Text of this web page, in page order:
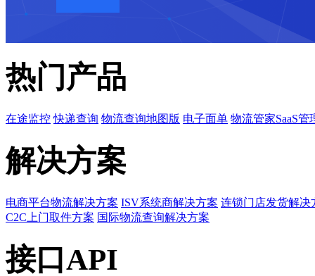
热门产品
在途监控 快递查询 物流查询地图版 电子面单 物流管家SaaS管
解决方案
电商平台物流解决方案 ISV系统商解决方案 连锁门店发货解决
C2C上门取件方案 国际物流查询解决方案
接口API